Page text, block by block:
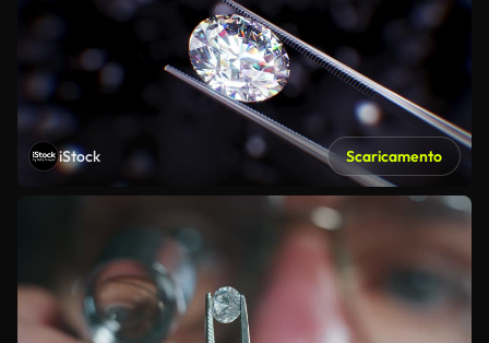
iStock Scaricamento